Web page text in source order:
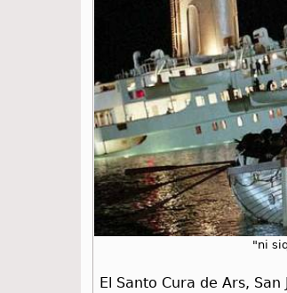
"ni
El Santo Cura de Ars,